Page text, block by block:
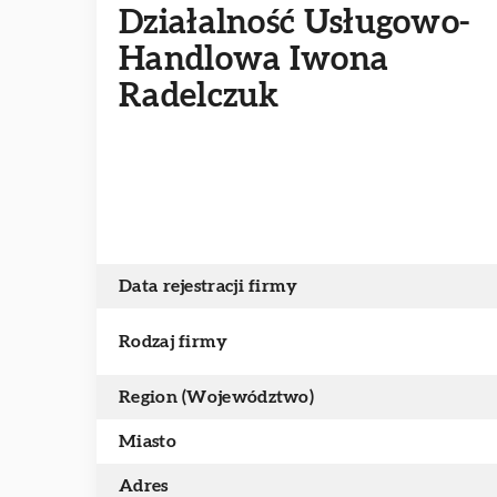
Działalność Usługowo-
Handlowa Iwona
Radelczuk
Data rejestracji firmy
Rodzaj firmy
Region (Województwo)
Miasto
Adres